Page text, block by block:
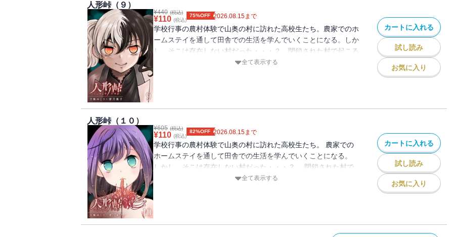
人形峠（９）
¥440 (税込)
¥110 (税込)
75%OFF 2026.08.15まで
学校行事の農村体験で山奥の村に訪れた高校生たち。農家でのホ
ームステイを通して田舎での生活を学んでいくことになる。しか
し、そこは存在しない村だった・・・？ 閉鎖された村で起こる
数々の不可解な出来事に戦慄が走る！ 高校生たちの運命は？
全て表示する
カートに入れる
試し読み
お気に入り
人形峠（１０）
¥605 (税込)
¥110 (税込)
82%OFF 2026.08.15まで
学校行事の農村体験で山奥の村に訪れた高校生たち。 農家での
ホームステイを通して田舎での生活を学んでいくことになる。
しかし、そこは存在しない村だった・・・？ 閉鎖された村で
起こる数々の不可解な出来事に戦慄が走る！ 高校生たちの運命
全て表示する
カートに入れる
試し読み
お気に入り